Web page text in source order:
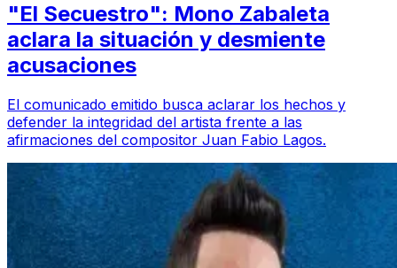
"El Secuestro": Mono Zabaleta
aclara la situación y desmiente
acusaciones
El comunicado emitido busca aclarar los hechos y
defender la integridad del artista frente a las
afirmaciones del compositor Juan Fabio Lagos.